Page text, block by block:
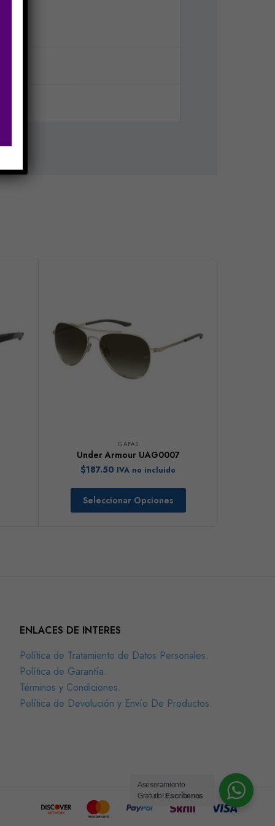
GAFAS
Under Armour UAG0007
$187.50 IVA no incluido
Seleccionar Opciones
ENLACES DE INTERES
Política de Tratamiento de Datos Personales.
Política de Garantía.
Términos y Condiciones.
Política de Devolución y Envío De Productos.
Asesoramiento
Gratuito! Escríbenos